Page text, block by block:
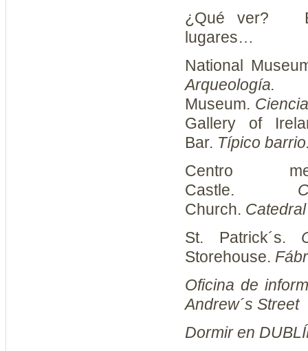
¿Qué ver?
lugares…
National
Museum.
Gallery of
Bar. Típico
Centro
Castle.
Church.
St. Patrick´s.
Storehouse.
Oficina de
Andrew´s Street
Dormir en